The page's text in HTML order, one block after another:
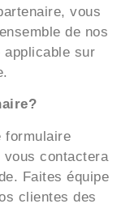
vous
de nos
applicable sur
formulaire
vous contactera
Faites équipe
clientes des